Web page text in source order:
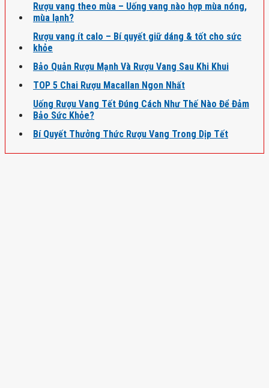
Rượu vang theo mùa – Uống vang nào hợp mùa nóng,
mùa lạnh?
Rượu vang ít calo – Bí quyết giữ dáng & tốt cho sức
khỏe
Bảo Quản Rượu Mạnh Và Rượu Vang Sau Khi Khui
TOP 5 Chai Rượu Macallan Ngon Nhất
Uống Rượu Vang Tết Đúng Cách Như Thế Nào Để Đảm
Bảo Sức Khỏe?
Bí Quyết Thưởng Thức Rượu Vang Trong Dịp Tết